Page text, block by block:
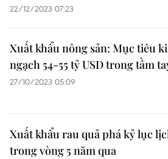
22/12/2023 07:23
Xuất khẩu nông sản: Mục tiêu
ngạch 54-55 tỷ USD trong tầm
27/10/2023 05:09
Xuất khẩu rau quả phá kỷ lục
trong vòng 5 năm qua